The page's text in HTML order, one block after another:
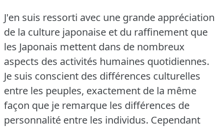
J'en suis ressorti avec une grande appréciation
de la culture japonaise et du raffinement que
les Japonais mettent dans de nombreux
aspects des activités humaines quotidiennes.
Je suis conscient des différences culturelles
entre les peuples, exactement de la même
façon que je remarque les différences de
personnalité entre les individus. Cependant